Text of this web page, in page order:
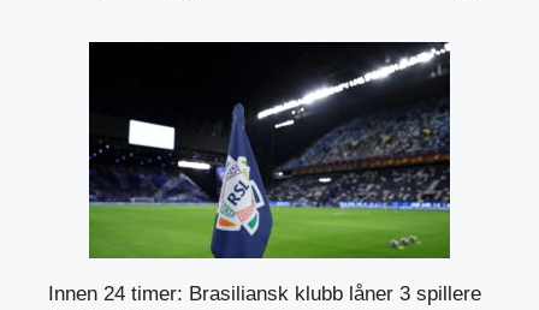
Innen 24 timer: Brasiliansk klubb låner 3 spillere